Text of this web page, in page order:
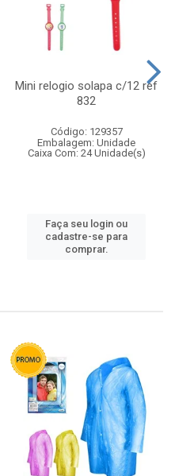
Mini relogio solapa c/12 ref
832
Código: 129357
Embalagem: Unidade
Caixa Com: 24 Unidade(s)
Faça seu login ou
cadastre-se para
comprar.